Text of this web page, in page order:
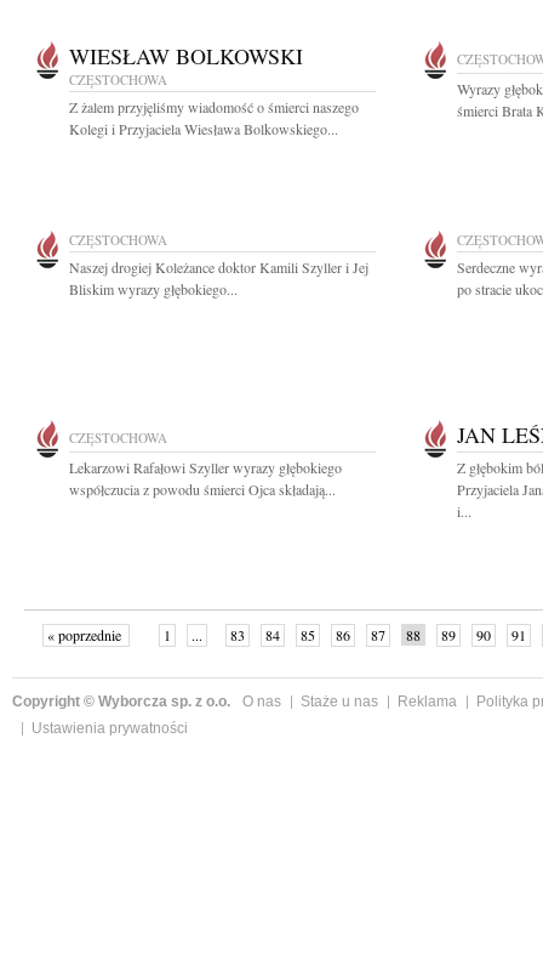
WIESŁAW BOLKOWSKI
CZĘSTOCHOWA
Z żalem przyjęliśmy wiadomość o śmierci naszego
Kolegi i Przyjaciela Wiesława Bolkowskiego...
Wyrazy
śmierci Brata
CZĘSTOCHOWA
Naszej drogiej Koleżance doktor Kamili Szyller i Jej
Bliskim wyrazy głębokiego...
Serdeczne
po stracie
CZĘSTOCHOWA
Lekarzowi Rafałowi Szyller wyrazy głębokiego
współczucia z powodu śmierci Ojca składają...
JAN
Z głębokim
Przyjaciela
i...
« poprzednie 1 ... 83 84 85 86 87 88 89 90
91
Copyright © Wyborcza sp. z o.o. O nas Staże u nas Reklama
Polityka
Ustawienia prywatności